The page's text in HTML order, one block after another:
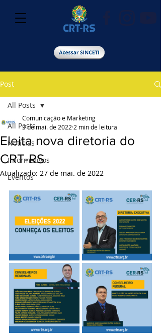
Post
All Posts
Notícias
Informativos
Eventos
All Posts
Eleita nova diretoria do
CRT-RS
Comunicação e Marketing
3 de mai. de 2022 2 min de leitura
Atualizado: 27 de mai. de 2022